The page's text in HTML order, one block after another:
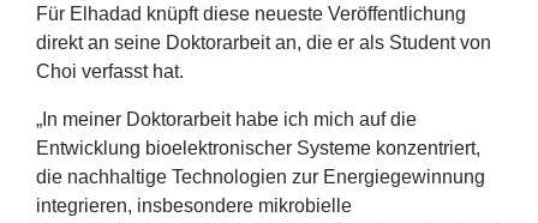
Für Elhadad knüpft diese neueste Veröffentlichung
direkt an seine Doktorarbeit an, die er als Student von
Choi verfasst hat.
„ In meiner Doktorarbeit habe ich mich auf die
Entwicklung bioelektronischer Systeme konzentriert,
die nachhaltige Technologien zur Energiegewinnung
integrieren, insbesondere mikrobielle